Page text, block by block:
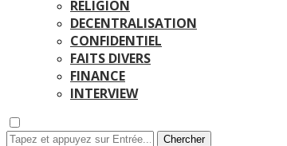
RELIGION
DECENTRALISATION
CONFIDENTIEL
FAITS DIVERS
FINANCE
INTERVIEW
Chercher